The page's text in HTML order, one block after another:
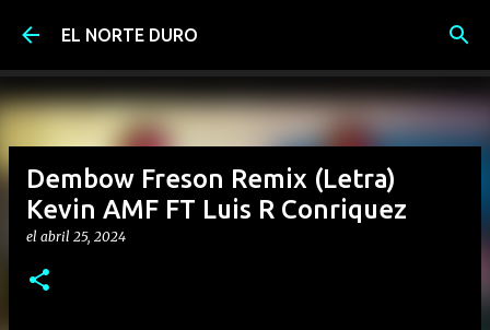
Ir al contenido principal
EL NORTE DURO
Dembow Freson Remix (Letra)
Kevin AMF FT Luis R Conriquez
el abril 25, 2024